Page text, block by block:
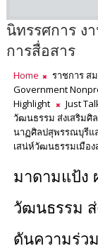
นิทรรศการ ง
การสื่อสาร
Home ราชการ ส
Government
Highlight
Just
วัฒนธรรม ส่งเสริมศิ
นาฏศิลปสุพรรณบุรีแ
เสน่ห์วัฒนธรรมเมือ
มาดามแป้ง
วัฒนธรรม
ดันความร่ว